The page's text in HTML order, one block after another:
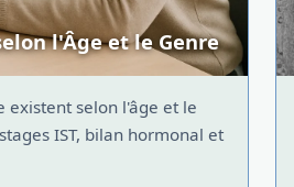
l'Âge et le Genre
existent selon l'âge et le
IST, bilan hormonal et